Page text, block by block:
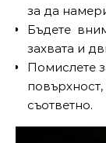
за да
Бъдете
захвата и
Помислете
съответно.